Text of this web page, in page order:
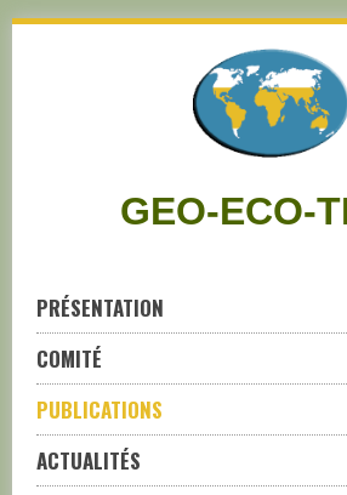
GEO-ECO-
PRÉSENTATION
COMITÉ
PUBLICATIONS
ACTUALITÉS